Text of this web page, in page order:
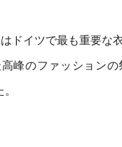
ドイツで最も重要な
峰のファッション